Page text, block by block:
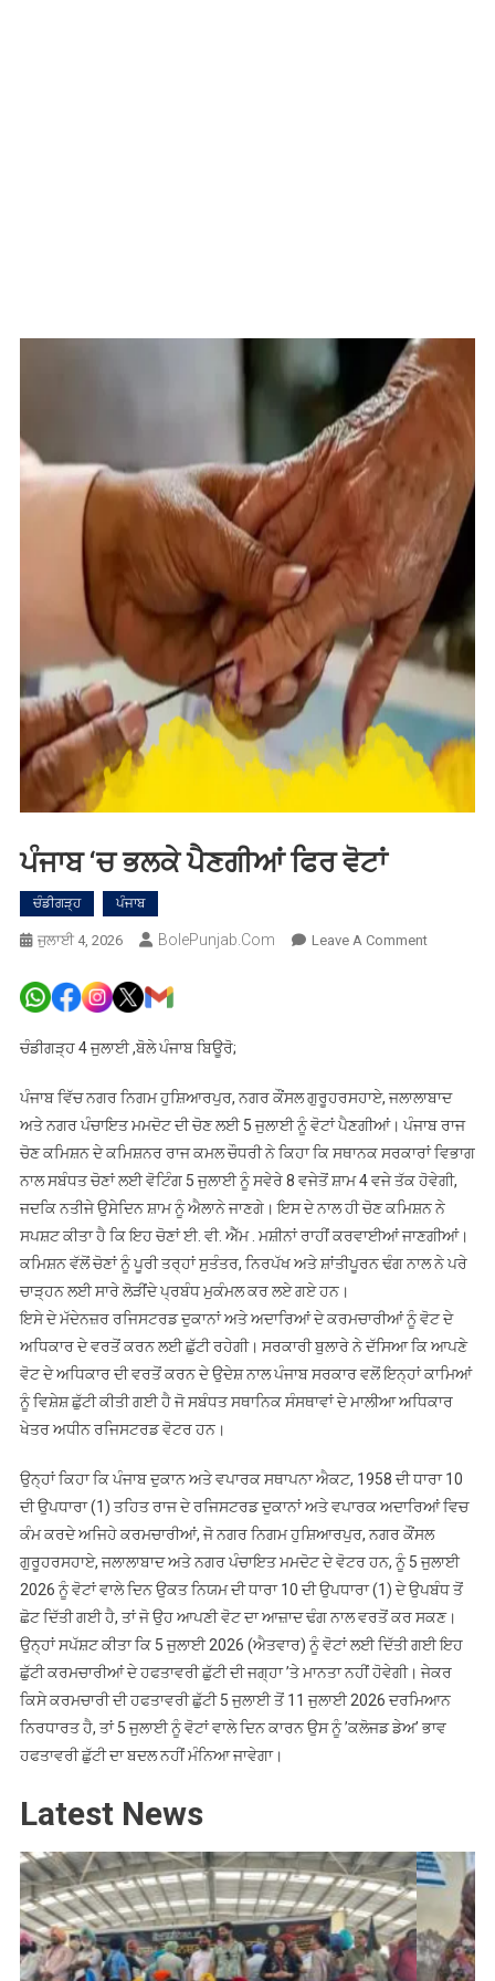
ਪੰਜਾਬ ‘ਚ ਭਲਕੇ ਪੈਣਗੀਆਂ ਫਿਰ ਵੋਟਾਂ
ਚੰਡੀਗੜ੍ਹ ਪੰਜਾਬ
ਜੁਲਾਈ 4, 2026 BolePunjab.com Leave A CommentOn
ਵੋਟਾਂ
ਚੰਡੀਗੜ੍ਹ 4 ਜੁਲਾਈ ,ਬੋਲੇ ਪੰਜਾਬ ਬਿਊਰੋ;
ਪੰਜਾਬ ਵਿੱਚ ਨਗਰ ਨਿਗਮ ਹੁਸ਼ਿਆਰਪੁਰ, ਨਗਰ ਕੌਂਸਲ ਗੁਰੂਹਰਸਹਾਏ, ਜਲਾਲਾਬਾਦ
ਅਤੇ ਨਗਰ ਪੰਚਾਇਤ ਮਮਦੋਟ ਦੀ ਚੋਣ ਲਈ 5 ਜੁਲਾਈ ਨੂੰ ਵੋਟਾਂ ਪੈਣਗੀਆਂ। ਪੰਜਾਬ ਰਾਜ
ਚੋਣ ਕਮਿਸ਼ਨ ਦੇ ਕਮਿਸ਼ਨਰ ਰਾਜ ਕਮਲ ਚੌਧਰੀ ਨੇ ਕਿਹਾ ਕਿ ਸਥਾਨਕ ਸਰਕਾਰਾਂ ਵਿਭਾਗ
ਨਾਲ ਸਬੰਧਤ ਚੋਣਾਂ ਲਈ ਵੋਟਿੰਗ 5 ਜੁਲਾਈ ਨੂੰ ਸਵੇਰੇ 8 ਵਜੇਤੋਂ ਸ਼ਾਮ 4 ਵਜੇ ਤੱਕ ਹੋਵੇਗੀ,
ਜਦਕਿ ਨਤੀਜੇ ਉਸੇਦਿਨ ਸ਼ਾਮ ਨੂੰ ਐਲਾਨੇ ਜਾਣਗੇ। ਇਸ ਦੇ ਨਾਲ ਹੀ ਚੋਣ ਕਮਿਸ਼ਨ ਨੇ
ਸਪਸ਼ਟ ਕੀਤਾ ਹੈ ਕਿ ਇਹ ਚੋਣਾਂ ਈ. ਵੀ. ਐੱਮ . ਮਸ਼ੀਨਾਂ ਰਾਹੀਂ ਕਰਵਾਈਆਂ ਜਾਣਗੀਆਂ।
ਕਮਿਸ਼ਨ ਵੱਲੋਂ ਚੋਣਾਂ ਨੂੰ ਪੂਰੀ ਤਰ੍ਹਾਂ ਸੁਤੰਤਰ, ਨਿਰਪੱਖ ਅਤੇ ਸ਼ਾਂਤੀਪੂਰਨ ਢੰਗ ਨਾਲ ਨੇ ਪਰੇ
ਚਾੜ੍ਹਨ ਲਈ ਸਾਰੇ ਲੋੜੀਂਦੇ ਪ੍ਰਬੰਧ ਮੁਕੰਮਲ ਕਰ ਲਏ ਗਏ ਹਨ।
ਇਸੇ ਦੇ ਮੱਦੇਨਜ਼ਰ ਰਜਿਸਟਰਡ ਦੁਕਾਨਾਂ ਅਤੇ ਅਦਾਰਿਆਂ ਦੇ ਕਰਮਚਾਰੀਆਂ ਨੂੰ ਵੋਟ ਦੇ
ਅਧਿਕਾਰ ਦੇ ਵਰਤੋਂ ਕਰਨ ਲਈ ਛੁੱਟੀ ਰਹੇਗੀ। ਸਰਕਾਰੀ ਬੁਲਾਰੇ ਨੇ ਦੱਸਿਆ ਕਿ ਆਪਣੇ
ਵੋਟ ਦੇ ਅਧਿਕਾਰ ਦੀ ਵਰਤੋਂ ਕਰਨ ਦੇ ਉਦੇਸ਼ ਨਾਲ ਪੰਜਾਬ ਸਰਕਾਰ ਵਲੋਂ ਇਨ੍ਹਾਂ ਕਾਮਿਆਂ
ਨੂੰ ਵਿਸ਼ੇਸ਼ ਛੁੱਟੀ ਕੀਤੀ ਗਈ ਹੈ ਜੋ ਸਬੰਧਤ ਸਥਾਨਿਕ ਸੰਸਥਾਵਾਂ ਦੇ ਮਾਲੀਆ ਅਧਿਕਾਰ
ਖੇਤਰ ਅਧੀਨ ਰਜਿਸਟਰਡ ਵੋਟਰ ਹਨ।
ਉਨ੍ਹਾਂ ਕਿਹਾ ਕਿ ਪੰਜਾਬ ਦੁਕਾਨ ਅਤੇ ਵਪਾਰਕ ਸਥਾਪਨਾ ਐਕਟ, 1958 ਦੀ ਧਾਰਾ 10
ਦੀ ਉਪਧਾਰਾ (1) ਤਹਿਤ ਰਾਜ ਦੇ ਰਜਿਸਟਰਡ ਦੁਕਾਨਾਂ ਅਤੇ ਵਪਾਰਕ ਅਦਾਰਿਆਂ ਵਿਚ
ਕੰਮ ਕਰਦੇ ਅਜਿਹੇ ਕਰਮਚਾਰੀਆਂ, ਜੋ ਨਗਰ ਨਿਗਮ ਹੁਸ਼ਿਆਰਪੁਰ, ਨਗਰ ਕੌਂਸਲ
ਗੁਰੂਹਰਸਹਾਏ, ਜਲਾਲਾਬਾਦ ਅਤੇ ਨਗਰ ਪੰਚਾਇਤ ਮਮਦੋਟ ਦੇ ਵੋਟਰ ਹਨ, ਨੂੰ 5 ਜੁਲਾਈ
2026 ਨੂੰ ਵੋਟਾਂ ਵਾਲੇ ਦਿਨ ਉਕਤ ਨਿਯਮ ਦੀ ਧਾਰਾ 10 ਦੀ ਉਪਧਾਰਾ (1) ਦੇ ਉਪਬੰਧ ਤੋਂ
ਛੋਟ ਦਿੱਤੀ ਗਈ ਹੈ, ਤਾਂ ਜੋ ਉਹ ਆਪਣੀ ਵੋਟ ਦਾ ਆਜ਼ਾਦ ਢੰਗ ਨਾਲ ਵਰਤੋਂ ਕਰ ਸਕਣ।
ਉਨ੍ਹਾਂ ਸਪੱਸ਼ਟ ਕੀਤਾ ਕਿ 5 ਜੁਲਾਈ 2026 (ਐਤਵਾਰ) ਨੂੰ ਵੋਟਾਂ ਲਈ ਦਿੱਤੀ ਗਈ ਇਹ
ਛੁੱਟੀ ਕਰਮਚਾਰੀਆਂ ਦੇ ਹਫਤਾਵਰੀ ਛੁੱਟੀ ਦੀ ਜਗ੍ਹਾ ’ਤੇ ਮਾਨਤਾ ਨਹੀਂ ਹੋਵੇਗੀ। ਜੇਕਰ
ਕਿਸੇ ਕਰਮਚਾਰੀ ਦੀ ਹਫਤਾਵਰੀ ਛੁੱਟੀ 5 ਜੁਲਾਈ ਤੋਂ 11 ਜੁਲਾਈ 2026 ਦਰਮਿਆਨ
ਨਿਰਧਾਰਤ ਹੈ, ਤਾਂ 5 ਜੁਲਾਈ ਨੂੰ ਵੋਟਾਂ ਵਾਲੇ ਦਿਨ ਕਾਰਨ ਉਸ ਨੂੰ ’ਕਲੋਜਡ ਡੇਅ’ ਭਾਵ
ਹਫਤਾਵਰੀ ਛੁੱਟੀ ਦਾ ਬਦਲ ਨਹੀਂ ਮੰਨਿਆ ਜਾਵੇਗਾ।
Latest News